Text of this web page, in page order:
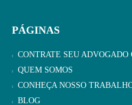
PÁGINAS
CONTRATE SEU ADVOGADO
QUEM SOMOS
CONHEÇA NOSSO
BLOG